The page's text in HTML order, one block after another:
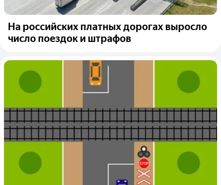
На российских платных дорогах выросло
число поездок и штрафов